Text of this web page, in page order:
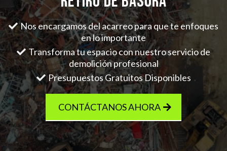
Nos encargamos del acarreo para que te enfoques
en lo importante
Transforma tu espacio con nuestro servicio de
demolición profesional
Presupuestos Gratuitos Disponibles
CONTÁCTANOS AHORA